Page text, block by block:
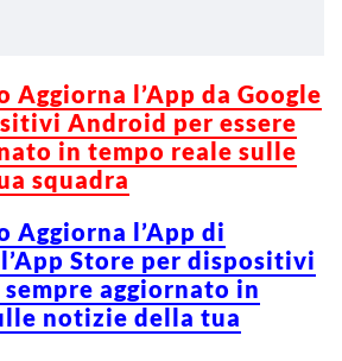
Aggiorna l’App da Google
Android per essere
in tempo reale sulle
squadra
Aggiorna l’App di
Store per dispositivi
sempre aggiornato in
notizie della tua